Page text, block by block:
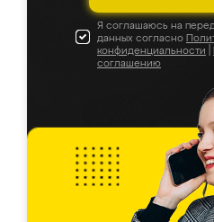
Я соглашаюсь на
данных согласно
конфиденциальности
соглашению